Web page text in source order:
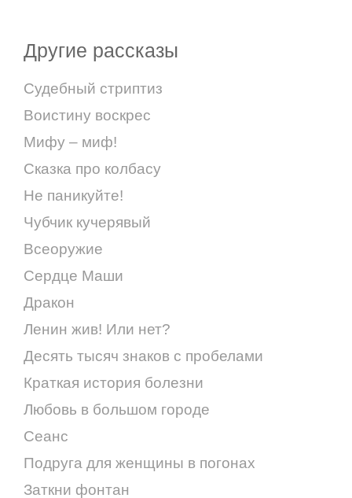
Другие рассказы
Судебный стриптиз
Воистину воскрес
Мифу – миф!
Сказка про колбасу
Не паникуйте!
Чубчик кучерявый
Всеоружие
Сердце Маши
Дракон
Ленин жив! Или нет?
Десять тысяч знаков с пробелами
Краткая история болезни
Любовь в большом городе
Сеанс
Подруга для женщины в погонах
Заткни фонтан